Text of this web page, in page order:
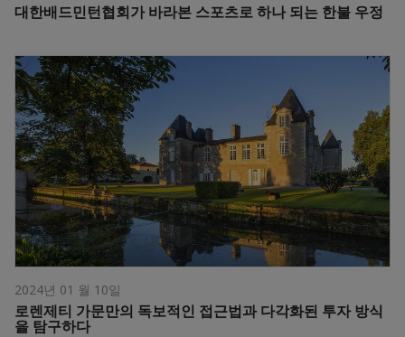
대한배드민턴협회가 바라본 스포츠로 하나 되는 한불 우정
2024년 01 월 10일
로렌제티 가문만의 독보적인 접근법과 다각화된 투자 방식
을 탐구하다